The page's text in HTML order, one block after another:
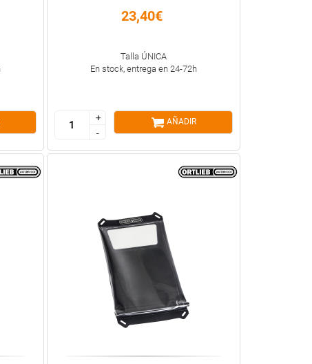
23,40€
Talla ÚNICA
En stock, entrega en 24-72h
+
-
+
-
AÑADIR